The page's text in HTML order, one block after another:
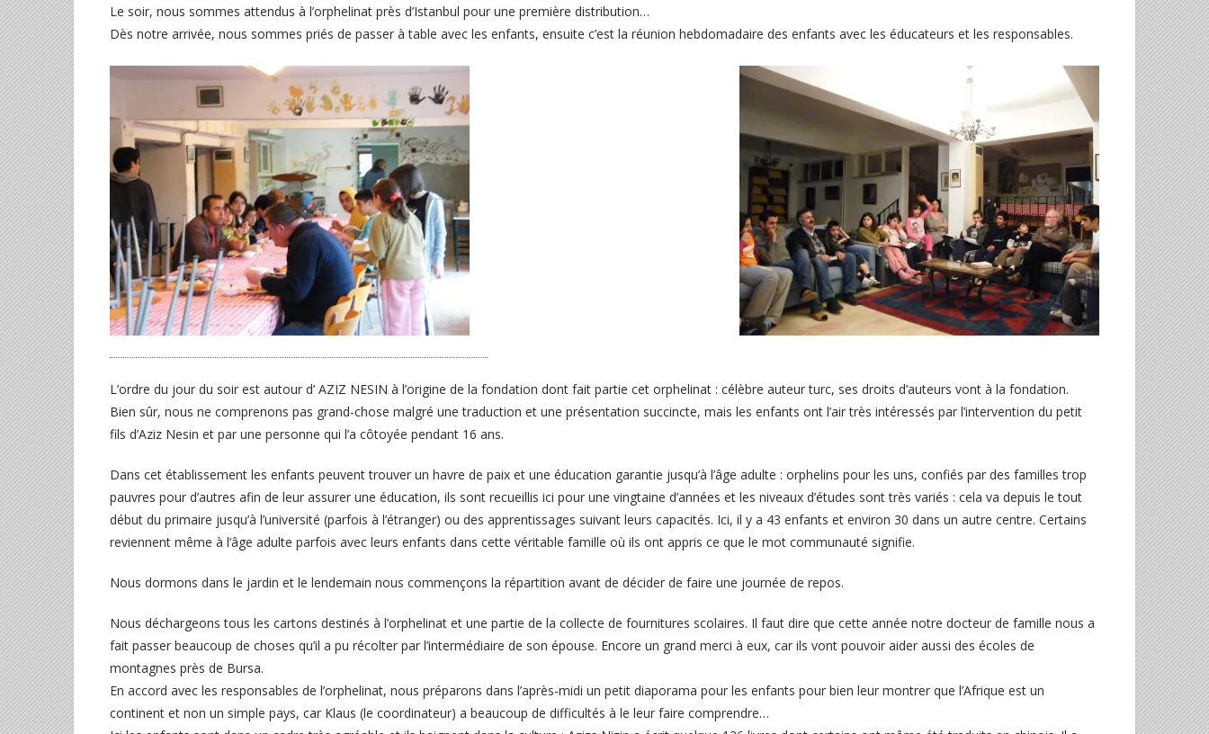
Le soir, nous sommes attendus à l’orphelinat près d’Istanbul pour une première distribution…
Dès notre arrivée, nous sommes priés de passer à table avec les enfants, ensuite c’est la réunion hebdomadaire des enfants avec les éducateurs et les responsables.
L’ordre du jour du soir est autour d’ AZIZ NESIN à l’origine de la fondation dont fait partie cet orphelinat : célèbre auteur turc, ses droits d’auteurs vont à la fondation.
Bien sûr, nous ne comprenons pas grand-chose malgré une traduction et une présentation succincte, mais les enfants ont l’air très intéressés par l’intervention du petit
fils d’Aziz Nesin et par une personne qui l’a côtoyée pendant 16 ans.
Dans cet établissement les enfants peuvent trouver un havre de paix et une éducation garantie jusqu’à l’âge adulte : orphelins pour les uns, confiés par des familles trop
pauvres pour d’autres afin de leur assurer une éducation, ils sont recueillis ici pour une vingtaine d’années et les niveaux d’études sont très variés : cela va depuis le tout
début du primaire jusqu’à l’université (parfois à l’étranger) ou des apprentissages suivant leurs capacités. Ici, il y a 43 enfants et environ 30 dans un autre centre. Certains
reviennent même à l’âge adulte parfois avec leurs enfants dans cette véritable famille où ils ont appris ce que le mot communauté signifie.
Nous dormons dans le jardin et le lendemain nous commençons la répartition avant de décider de faire une journée de repos.
Nous déchargeons tous les cartons destinés à l’orphelinat et une partie de la collecte de fournitures scolaires. Il faut dire que cette année notre docteur de famille nous a
fait passer beaucoup de choses qu’il a pu récolter par l’intermédiaire de son épouse. Encore un grand merci à eux, car ils vont pouvoir aider aussi des écoles de
montagnes près de Bursa.
En accord avec les responsables de l’orphelinat, nous préparons dans l’après-midi un petit diaporama pour les enfants pour bien leur montrer que l’Afrique est un
continent et non un simple pays, car Klaus (le coordinateur) a beaucoup de difficultés à le leur faire comprendre…